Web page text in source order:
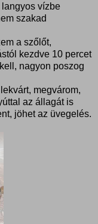
vízbe
szakad
a szőlőt,
kezdve 10 percet
nagyon poszog
megvárom,
az állagát is
jöhet az üvegelés.